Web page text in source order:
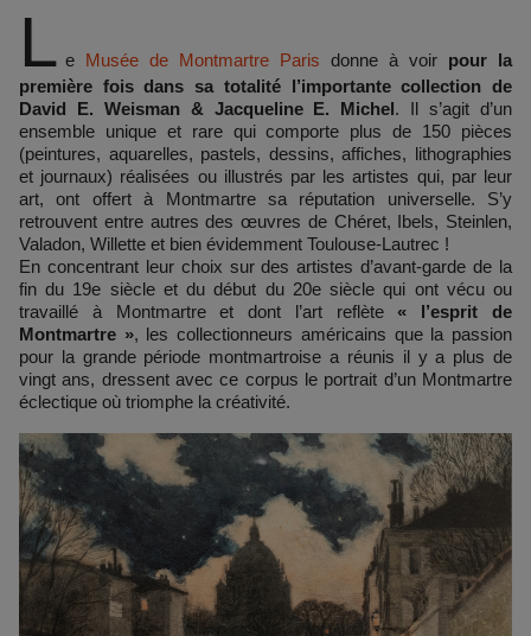
L e Musée de Montmartre Paris donne à voir pour la
première fois dans sa totalité l’importante collection de
David E. Weisman & Jacqueline E. Michel. Il s’agit d’un
ensemble unique et rare qui comporte plus de 150 pièces
(peintures, aquarelles, pastels, dessins, affiches, lithographies
et journaux) réalisées ou illustrés par les artistes qui, par leur
art, ont offert à Montmartre sa réputation universelle. S’y
retrouvent entre autres des œuvres de Chéret, Ibels, Steinlen,
Valadon, Willette et bien évidemment Toulouse-Lautrec !
En concentrant leur choix sur des artistes d’avant-garde de la
fin du 19e siècle et du début du 20e siècle qui ont vécu ou
travaillé à Montmartre et dont l’art reflète« l’esprit de
Montmartre », les collectionneurs américains que la passion
pour la grande période montmartroise a réunis il y a plus de
vingt ans, dressent avec ce corpus le portrait d’un Montmartre
éclectique où triomphe la créativité.